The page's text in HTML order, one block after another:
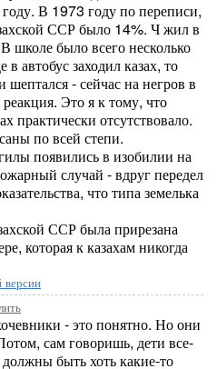
В 1973 году по переписи,
ССР было 14%. Ч жил в
школе было всего несколько
в автобус заходил казах, то
шептался - сейчас на негров в
Это я к тому, что
практически отсутствовало.
по всей степи.
появились в изобилии на
случай - вдруг передел
что типа земелька
ССР была прирезана
которая к казахам никогда
- это понятно. Но они
сам говоришь, дети все-
быть хоть какие-то